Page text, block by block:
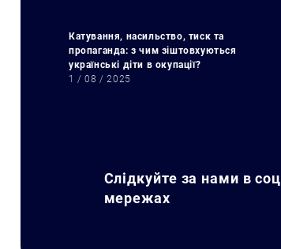
Катування, насильство, тиск та
пропаганда: з чим зіштовхуються
українські діти в окупації?
1 / 08 / 2025
Слідкуйте за нами в
мережах